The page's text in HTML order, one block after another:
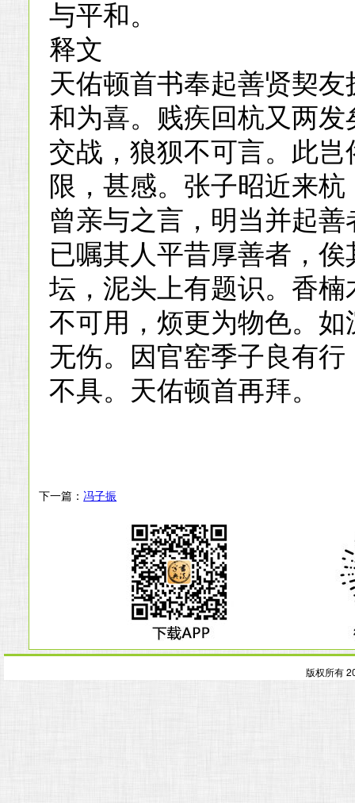
与平和。
释文
天佑顿首书奉起善贤契
和为喜。贱疾回杭又两
交战，狼狈不可言。此
限，甚感。张子昭近来
曾亲与之言，明当并起
已嘱其人平昔厚善者，
坛，泥头上有题识。香
不可用，烦更为物色。
无伤。因官窑季子良有
不具。天佑顿首再拜。
下一篇：冯子振
版权所有